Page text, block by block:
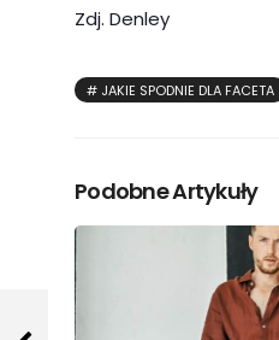
Zdj. Denley
JAKIE SPODNIE DLA FACETA
Podobne Artykuły